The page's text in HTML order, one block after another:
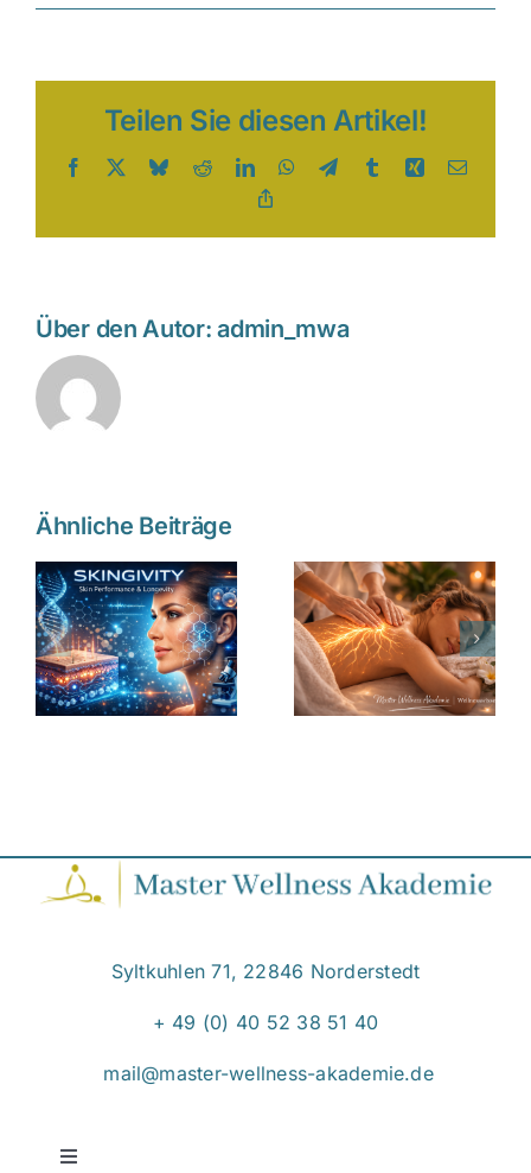
Sugaring:
schonende
Teilen Sie diesen Artikel!
Facebook BlueskyRedditLinkedInWhatsApp
TelegramTumblrXing E-
Über den Autor:admin_mwa
Ähnliche Beiträge
Wie
Massage
das
Nervensystem
beruhigt –
Wirkung
der
Ausbildung
Du musst
nicht
kündigen,
Syltkuhlen 71, 22846 Norderstedt
+ 49 (0) 40 52 38 51 40
mail@master-wellness-akademie.de
Toggle